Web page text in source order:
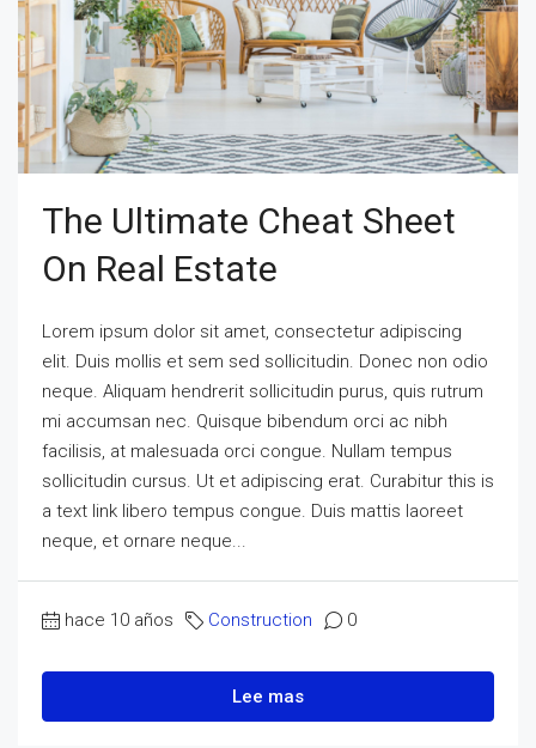
The Ultimate Cheat Sheet
On Real Estate
Lorem ipsum dolor sit amet, consectetur adipiscing
elit. Duis mollis et sem sed sollicitudin. Donec non odio
neque. Aliquam hendrerit sollicitudin purus, quis rutrum
mi accumsan nec. Quisque bibendum orci ac nibh
facilisis, at malesuada orci congue. Nullam tempus
sollicitudin cursus. Ut et adipiscing erat. Curabitur this is
a text link libero tempus congue. Duis mattis laoreet
neque, et ornare neque...
hace 10 años Construction 0
Lee mas